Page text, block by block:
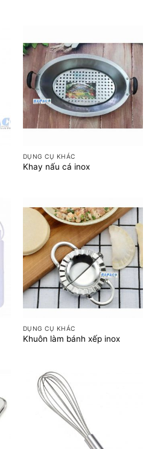
DỤNG CỤ KHÁC
Khay nấu cá inox
DỤNG CỤ KHÁC
Khuôn làm bánh xếp inox